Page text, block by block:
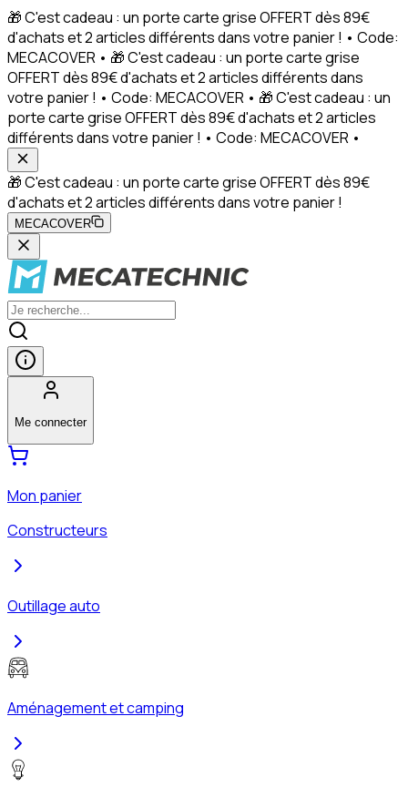
🎁 C'est cadeau : un porte carte grise OFFERT dès 89€
d'achats et 2 articles différents dans votre panier ! • Code:
MECACOVER • 🎁 C'est cadeau : un porte carte grise
OFFERT dès 89€ d'achats et 2 articles différents dans
votre panier ! • Code: MECACOVER • 🎁 C'est cadeau : un
porte carte grise OFFERT dès 89€ d'achats et 2 articles
différents dans votre panier ! • Code: MECACOVER •
🎁 C'est cadeau : un porte carte grise OFFERT dès 89€
d'achats et 2 articles différents dans votre panier !
MECACOVER
Me connecter
Mon panier
Constructeurs
Outillage auto
Aménagement et camping